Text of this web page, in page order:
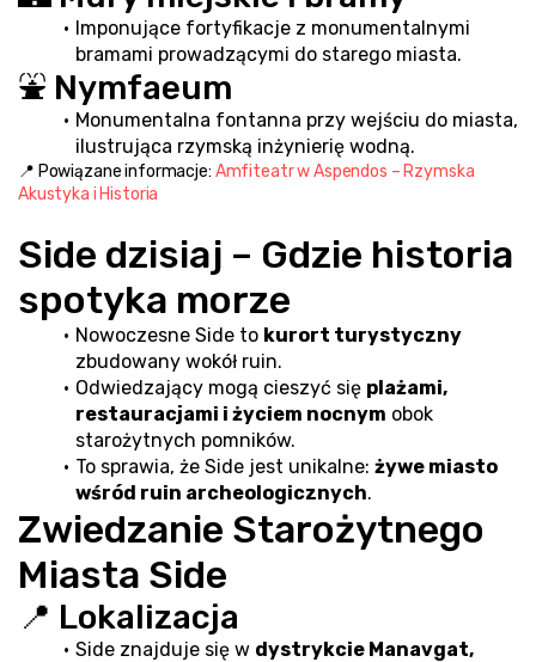
Imponujące fortyfikacje z monumentalnymi
bramami prowadzącymi do starego miasta.
⛲ Nymfaeum
Monumentalna fontanna przy wejściu do miasta,
ilustrująca rzymską inżynierię wodną.
📍 Powiązane informacje: Amfiteatr w Aspendos – Rzymska
Akustyka i Historia
Side dzisiaj – Gdzie historia
spotyka morze
Nowoczesne Side to kurort turystyczny
zbudowany wokół ruin.
Odwiedzający mogą cieszyć się plażami,
restauracjami i życiem nocnym obok
starożytnych pomników.
To sprawia, że Side jest unikalne: żywe miasto
wśród ruin archeologicznych.
Zwiedzanie Starożytnego
Miasta Side
📍 Lokalizacja
Side znajduje się w dystrykcie Manavgat,